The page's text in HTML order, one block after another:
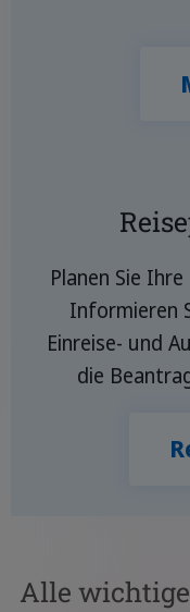
Planen Sie
Informieren
Einreise- und
die
Alle